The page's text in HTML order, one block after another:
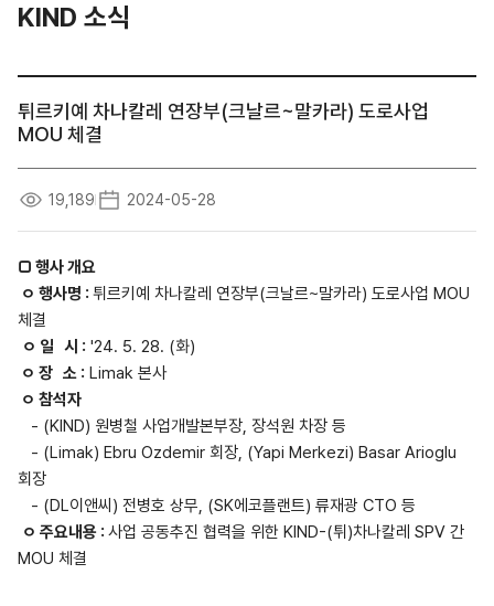
KIND 소식
튀르키예 차나칼레 연장부(크날르~말카라) 도로사업
MOU 체결
19,189 2024-05-28
□ 행사 개요
ㅇ 행사명 : 튀르키예 차나칼레 연장부(크날르~말카라) 도로사업 MOU
체결
ㅇ 일 시 : '24. 5. 28. (화)
ㅇ 장 소 : Limak 본사
ㅇ 참석자
- (KIND) 원병철 사업개발본부장, 장석원 차장 등
- (Limak) Ebru Ozdemir 회장, (Yapi Merkezi) Basar Arioglu
회장
- (DL이앤씨) 전병호 상무, (SK에코플랜트) 류재광 CTO 등
ㅇ 주요내용 : 사업 공동추진 협력을 위한 KIND-(튀)차나칼레 SPV 간
MOU 체결